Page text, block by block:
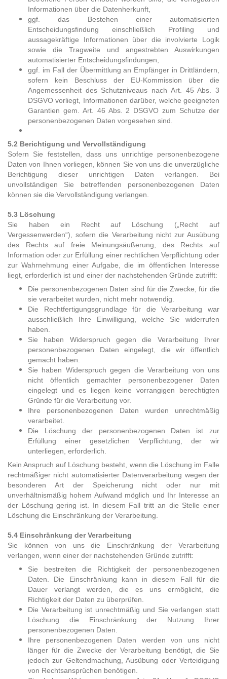
Informationen über die Datenherkunft,
ggf. das Bestehen einer automatisierten
Entscheidungsfindung einschließlich Profiling und
aussagekräftige Informationen über die involvierte Logik
sowie die Tragweite und angestrebten Auswirkungen
automatisierter Entscheidungsfindungen,
ggf. im Fall der Übermittlung an Empfänger in Drittländern,
sofern kein Beschluss der EU-Kommission über die
Angemessenheit des Schutzniveaus nach Art. 45 Abs. 3
DSGVO vorliegt, Informationen darüber, welche geeigneten
Garantien gem. Art. 46 Abs. 2 DSGVO zum Schutze der
personenbezogenen Daten vorgesehen sind.
5.2 Berichtigung und Vervollständigung
Sofern Sie feststellen, dass uns unrichtige personenbezogene
Daten von Ihnen vorliegen, können Sie von uns die unverzügliche
Berichtigung dieser unrichtigen Daten verlangen. Bei
unvollständigen Sie betreffenden personenbezogenen Daten
können sie die Vervollständigung verlangen.
5.3 Löschung
Sie haben ein Recht auf Löschung („Recht auf
Vergessenwerden“), sofern die Verarbeitung nicht zur Ausübung
des Rechts auf freie Meinungsäußerung, des Rechts auf
Information oder zur Erfüllung einer rechtlichen Verpflichtung oder
zur Wahrnehmung einer Aufgabe, die im öffentlichen Interesse
liegt, erforderlich ist und einer der nachstehenden Gründe zutrifft:
Die personenbezogenen Daten sind für die Zwecke, für die
sie verarbeitet wurden, nicht mehr notwendig.
Die Rechtfertigungsgrundlage für die Verarbeitung war
ausschließlich Ihre Einwilligung, welche Sie widerrufen
haben.
Sie haben Widerspruch gegen die Verarbeitung Ihrer
personenbezogenen Daten eingelegt, die wir öffentlich
gemacht haben.
Sie haben Widerspruch gegen die Verarbeitung von uns
nicht öffentlich gemachter personenbezogener Daten
eingelegt und es liegen keine vorrangigen berechtigten
Gründe für die Verarbeitung vor.
Ihre personenbezogenen Daten wurden unrechtmäßig
verarbeitet.
Die Löschung der personenbezogenen Daten ist zur
Erfüllung einer gesetzlichen Verpflichtung, der wir
unterliegen, erforderlich.
Kein Anspruch auf Löschung besteht, wenn die Löschung im Falle
rechtmäßiger nicht automatisierter Datenverarbeitung wegen der
besonderen Art der Speicherung nicht oder nur mit
unverhältnismäßig hohem Aufwand möglich und Ihr Interesse an
der Löschung gering ist. In diesem Fall tritt an die Stelle einer
Löschung die Einschränkung der Verarbeitung.
5.4 Einschränkung der Verarbeitung
Sie können von uns die Einschränkung der Verarbeitung
verlangen, wenn einer der nachstehenden Gründe zutrifft:
Sie bestreiten die Richtigkeit der personenbezogenen
Daten. Die Einschränkung kann in diesem Fall für die
Dauer verlangt werden, die es uns ermöglicht, die
Richtigkeit der Daten zu überprüfen.
Die Verarbeitung ist unrechtmäßig und Sie verlangen statt
Löschung die Einschränkung der Nutzung Ihrer
personenbezogenen Daten.
Ihre personenbezogenen Daten werden von uns nicht
länger für die Zwecke der Verarbeitung benötigt, die Sie
jedoch zur Geltendmachung, Ausübung oder Verteidigung
von Rechtsansprüchen benötigen.